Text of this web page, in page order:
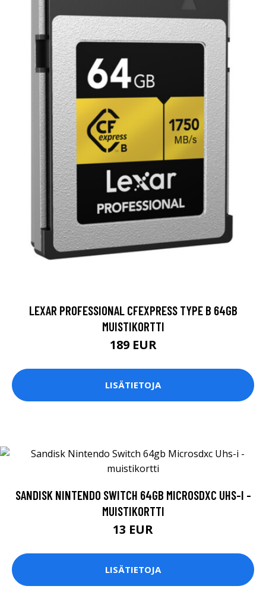
LEXAR PROFESSIONAL CFEXPRESS TYPE B 64GB
MUISTIKORTTI
189 EUR
LISÄTIETOJA
SANDISK NINTENDO SWITCH 64GB MICROSDXC UHS-I -
MUISTIKORTTI
13 EUR
LISÄTIETOJA